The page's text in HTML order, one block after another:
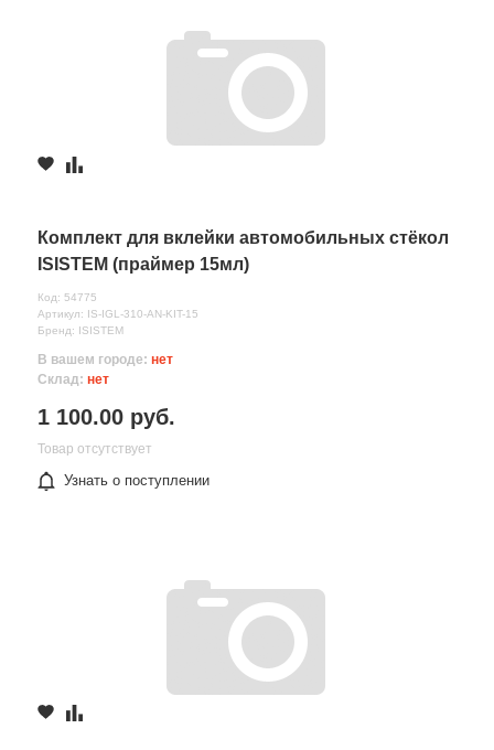
Комплект для вклейки автомобильных стёкол
ISISTEM (праймер 15мл)
Код: 54775
Артикул: IS-IGL-310-AN-KIT-15
Бренд: ISISTEM
В вашем городе: нет
Склад: нет
1 100.00 руб.
Товар отсутствует
Узнать о поступлении